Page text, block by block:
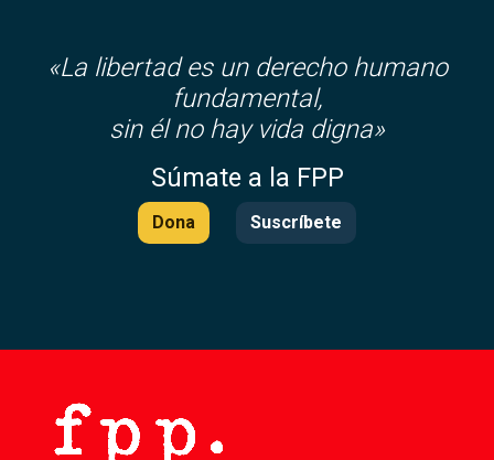
«La libertad es un derecho humano
fundamental,
sin él no hay vida digna»
Súmate a la FPP
Dona Suscríbete